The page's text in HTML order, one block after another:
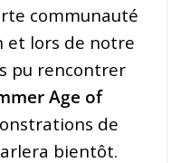
communauté
et lors de notre
pu rencontrer
Age of
de
bientôt.